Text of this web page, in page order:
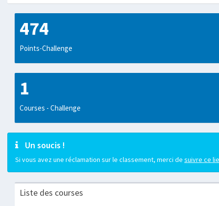
474
Points-Challenge
1
Courses - Challenge
Un soucis !
Si vous avez une réclamation sur le classement, merci de suivre ce
Liste des courses